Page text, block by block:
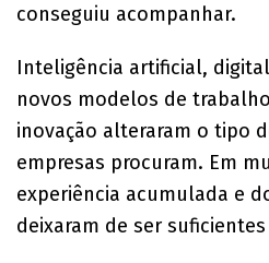
conseguiu acompanhar.
Inteligência artificial,
novos modelos de
inovação alteraram o tipo
empresas procuram. Em
experiência acumulada e
deixaram de ser